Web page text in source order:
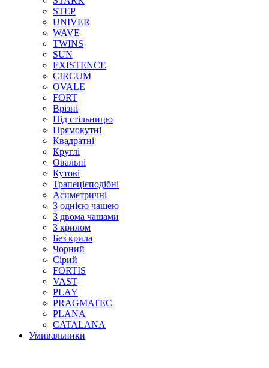
STEP
UNIVER
WAVE
TWINS
SUN
EXISTENCE
CIRCUM
OVALE
FORT
Врізні
Під стільницю
Прямокутні
Квадратні
Круглі
Овальні
Кутові
Трапецієподібні
Асиметричні
З однією чашею
З двома чашами
З крилом
Без крила
Чорний
Сірий
FORTIS
VAST
PLAY
PRAGMATEC
PLANA
CATALANA
Умивальники